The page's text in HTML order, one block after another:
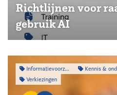
Richtlijnen voor
gebruik AI
Informatievoorziening Kennis &
Verkiezingen